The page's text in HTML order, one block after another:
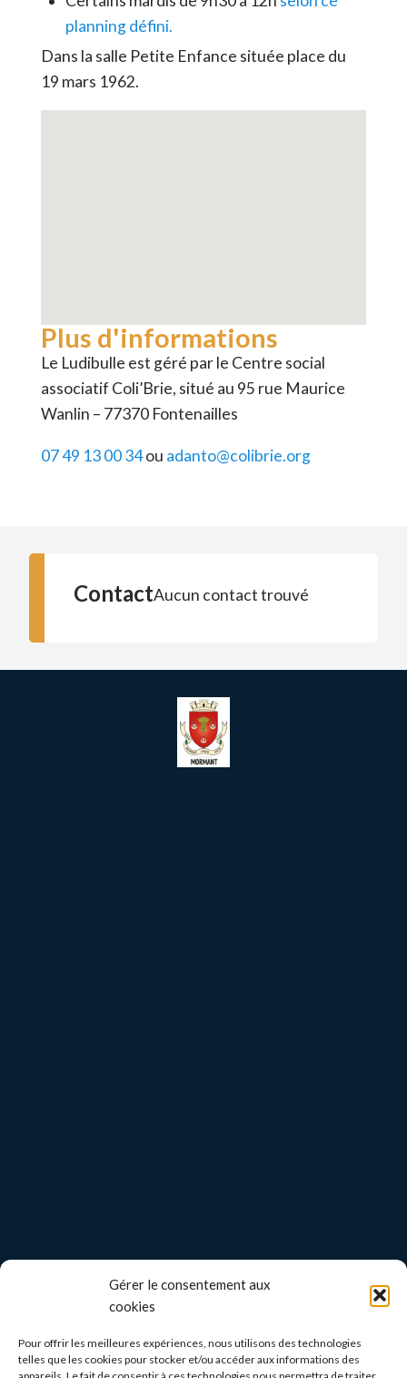
Gérer le consentement aux
cookies
Pour offrir les meilleures expériences, nous utilisons des technologies
telles que les cookies pour stocker et/ou accéder aux informations des
planning défini.
Dans la salle Petite Enfance située place du
19 mars 1962.
Plus d'informations
Le Ludibulle est géré par le Centre social
associatif Coli’Brie, situé au 95 rue Maurice
Wanlin – 77370 Fontenailles
07 49 13 00 34ou adanto@colibrie.org
ContactAucun contact trouvé